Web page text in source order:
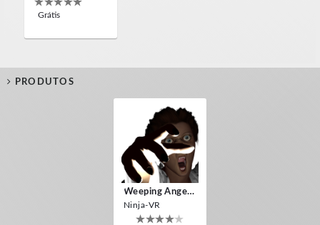
Grátis
PRODUTOS
Weeping Angels VR
Ninja-VR